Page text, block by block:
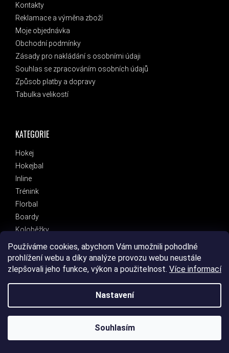
Používáme cookies, abychom Vám umožnili pohodlné
prohlížení webu a díky analýze provozu webu neustále
zlepšovali jeho funkce, výkon a použitelnost. Více informací
Nastavení
Souhlasím
KATEGORIE
Hokej
Hokejbal
Inline
Trénink
Florbal
Boardy
Koloběžky
Běh
Fans
Eletromobilita
Kontakty
Reklamace a výměna zboží
Moje objednávka
Obchodní podmínky
Zásady pro nakládání s osobními údaji
Souhlas se zpracováním osobních údajů
Způsob platby a dopravy
Tabulka velikostí